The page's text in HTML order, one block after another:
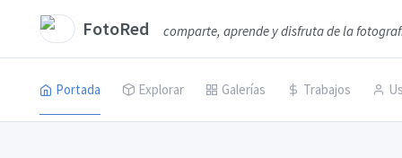
FotoRed comparte, aprende y disfruta de la
Portada Explorar Galerías Trabajos